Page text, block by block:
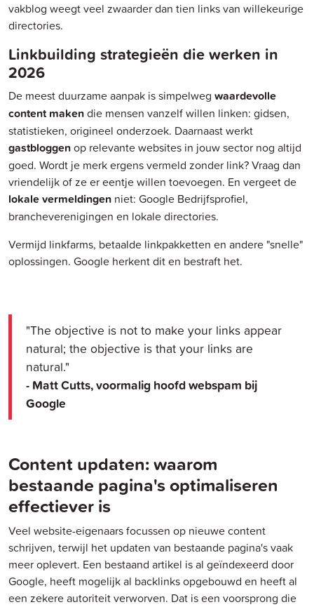
vakblog weegt veel zwaarder dan tien links van willekeurige
directories.
Linkbuilding strategieën die werken in
2026
De meest duurzame aanpak is simpelweg waardevolle
content makendie mensen vanzelf willen linken: gidsen,
statistieken, origineel onderzoek. Daarnaast werkt
gastbloggenop relevante websites in jouw sector nog altijd
goed. Wordt je merk ergens vermeld zonder link? Vraag dan
vriendelijk of ze er eentje willen toevoegen. En vergeet de
lokale vermeldingen niet: Google Bedrijfsprofiel,
brancheverenigingen en lokale directories.
Vermijd linkfarms, betaalde linkpakketten en andere "snelle"
oplossingen. Google herkent dit en bestraft het.
"The objective is not to make your links appear
natural; the objective is that your links are
natural."
- Matt Cutts, voormalig hoofd webspam bij
Google
Content updaten: waarom
bestaande pagina's optimaliseren
effectiever is
Veel website-eigenaars focussen op nieuwe content
schrijven, terwijl het updaten van bestaande pagina's vaak
meer oplevert. Een bestaand artikel is al geïndexeerd door
Google, heeft mogelijk al backlinks opgebouwd en heeft al
een zekere autoriteit verworven. Dat is een voorsprong die